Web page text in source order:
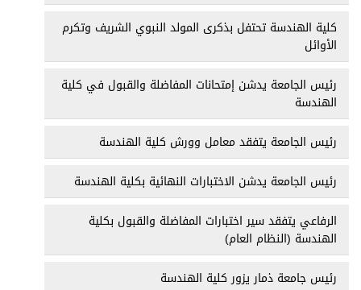
كلية الهندسة تحتفل بذكرى المولد النبوي الشريف وتكرم
الأوائل
رئيس الجامعة يدشن إمتحانات المفاضلة والقبول في كلية
الهندسة
رئيس الجامعة يتفقد معامل وورش كلية الهندسة
رئيس الجامعة يدشن الاختبارات النهائية بكلية الهندسة
الرفاعي يتفقد سير اختبارات المفاضلة والقبول بكلية
الهندسة (النظام العام)
رئيس جامعة ذمار يزور كلية الهندسة